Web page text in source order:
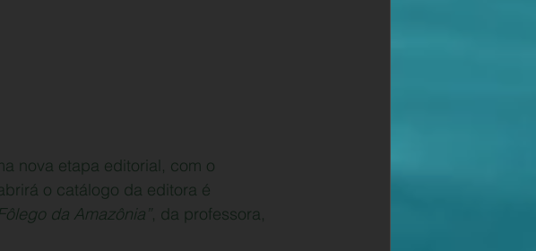
nova etapa editorial, com o
o catálogo da editora é
da Amazônia”, da professora,